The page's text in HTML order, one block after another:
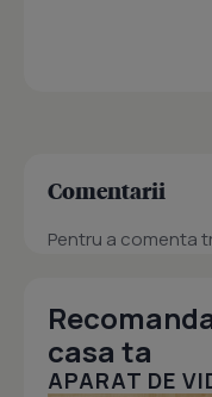
Comentarii
Pentru a comenta
casa ta
APARAT DE